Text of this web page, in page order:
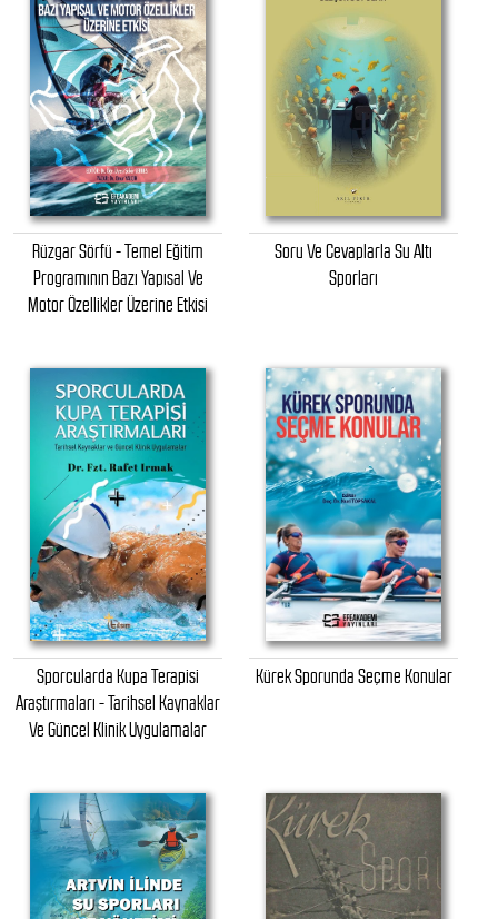
Rüzgar Sörfü - Temel Eğitim
Programının Bazı Yapısal Ve
Motor Özellikler Üzerine Etkisi
Soru Ve Cevaplarla Su Altı
Sporları
Sporcularda Kupa Terapisi
Araştırmaları - Tarihsel Kaynaklar
Ve Güncel Klinik Uygulamalar
Kürek Sporunda Seçme Konular